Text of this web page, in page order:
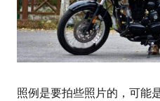
照例是要拍些照片的，可能